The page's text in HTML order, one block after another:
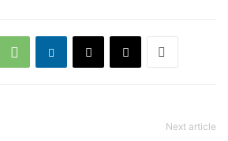
Next article